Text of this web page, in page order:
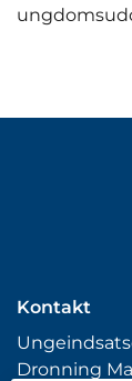
Kontakt
Dronning